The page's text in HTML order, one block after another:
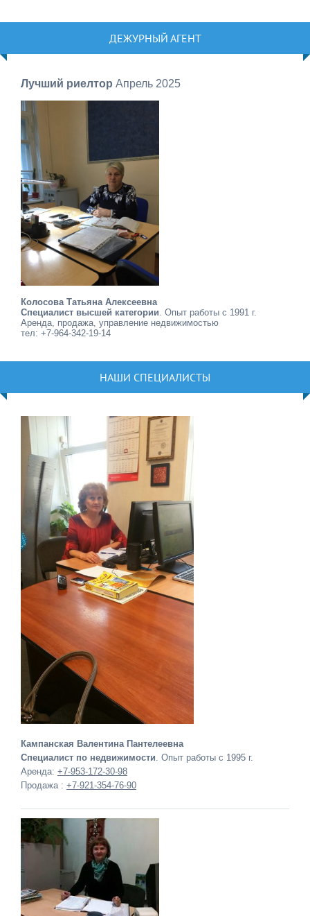
ДЕЖУРНЫЙ АГЕНТ
Лучший риелтор Апрель 2025
Колосова Татьяна Алексеевна
Специалист высшей категории . Опыт работы с 1991 г.
Аренда, продажа, управление недвижимостью
тел: +7-964-342-19-14
НАШИ СПЕЦИАЛИСТЫ
Кампанская Валентина Пантелеевна
Специалист по недвижимости . Опыт работы с 1995 г.
Аренда: +7-953-172-30-98
Продажа : +7-921-354-76-90